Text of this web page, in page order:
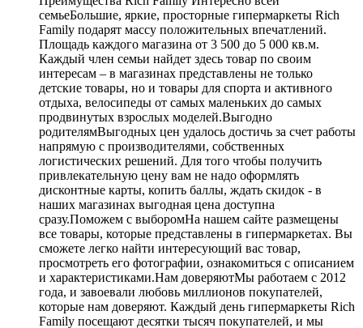
семьеБольшие, яркие, просторные гипермаркеты Rich
Family подарят массу положительных впечатлений.
Площадь каждого магазина от 3 500 до 5 000 кв.м.
Каждый член семьи найдет здесь товар по своим
интересам – в магазинах представлены не только
детские товары, но и товары для спорта и активного
отдыха, велосипеды от самых маленьких до самых
продвинутых взрослых моделей.Выгодно
родителямВыгодных цен удалось достичь за счет работы
напрямую с производителями, собственных
логистических решений. Для того чтобы получить
привлекательную цену вам не надо оформлять
дисконтные карты, копить баллы, ждать скидок - в
наших магазинах выгодная цена доступна
сразу.Поможем с выборомНа нашем сайте размещены
все товары, которые представлены в гипермаркетах. Вы
сможете легко найти интересующий вас товар,
просмотреть его фотографии, ознакомиться с описанием
и характеристиками.Нам доверяютМы работаем с 2012
года, и завоевали любовь миллионов покупателей,
которые нам доверяют. Каждый день гипермаркеты Rich
Family посещают десятки тысяч покупателей, и мы